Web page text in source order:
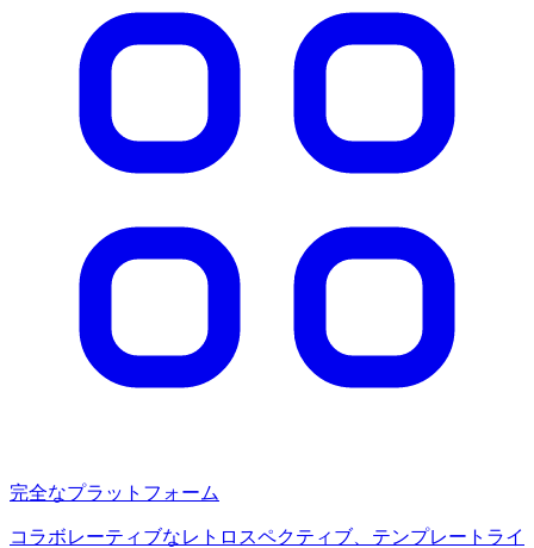
完全なプラットフォーム
コラボレーティブなレトロスペクティブ、テンプレートライ